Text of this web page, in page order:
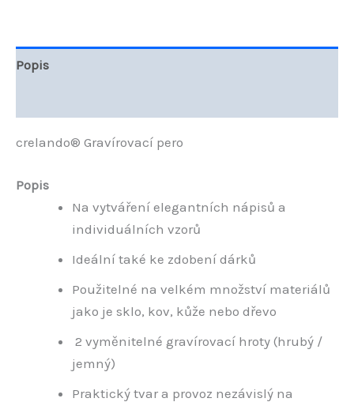
Popis
crelando® Gravírovací pero
Popis
Na vytváření elegantních nápisů a
individuálních vzorů
Ideální také ke zdobení dárků
Použitelné na velkém množství materiálů
jako je sklo, kov, kůže nebo dřevo
2 vyměnitelné gravírovací hroty (hrubý /
jemný)
Praktický tvar a provoz nezávislý na